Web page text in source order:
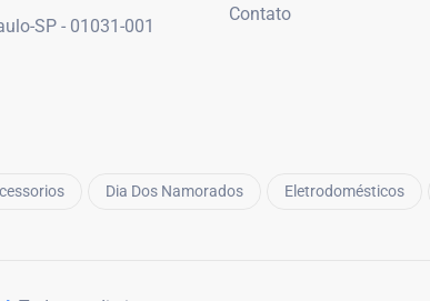
SP - 01031-001
Contato
Dia Dos Namorados Eletrodomésticos